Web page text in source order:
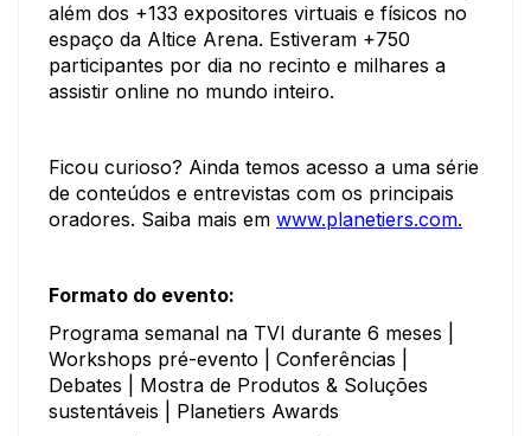
além dos +133 expositores virtuais e físicos no
espaço da Altice Arena. Estiveram +750
participantes por dia no recinto e milhares a
assistir online no mundo inteiro.
Ficou curioso? Ainda temos acesso a uma série
de conteúdos e entrevistas com os principais
oradores. Saiba mais em www.planetiers.com.
Formato do evento:
Programa semanal na TVI durante 6 meses |
Workshops pré-evento | Conferências |
Debates | Mostra de Produtos & Soluções
sustentáveis | Planetiers Awards